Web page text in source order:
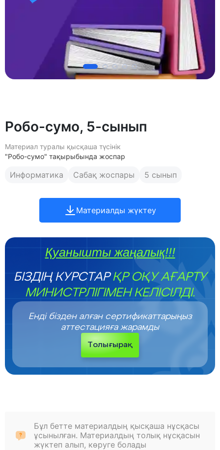
Робо-сумо, 5-сынып
Материал туралы қысқаша түсінік
"Робо-сумо" тақырыбында жоспар
Информатика Сабақ жоспары 5 сынып
Материалды жүктеу
Қуанышты жаңалық!!!
БІЗДІҢ КУРСТАРҚР ОҚУ АҒАРТУ
МИНИСТРЛІГІМЕН КЕЛІСІЛДІ.
Енді бізден алған сертификаттарыңыз
аттестацияға жарамды
Толығырақ
Бұл бетте материалдың қысқаша нұсқасы
ұсынылған. Материалдың толық нұсқасын
жүктеп алып, көруге болады